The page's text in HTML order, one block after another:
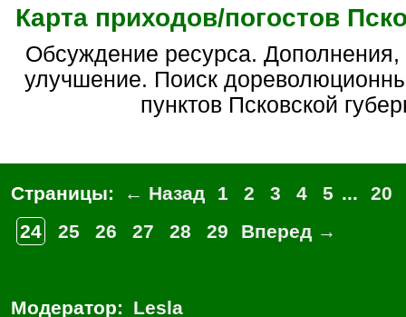
Карта приходов/погостов
Обсуждение ресурса. Дополнения, предложения,
улучшение. Поиск
пунктов Псковской
Страницы: ← Назад 1 2 3 4 5 ...
20
24
25 26 27 28 29 Вперед →
Модератор: Lesla